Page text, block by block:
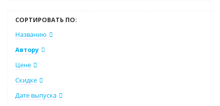
СОРТИРОВАТЬ ПО:
Названию
Автору
Цене
Скидке
Дате выпуска